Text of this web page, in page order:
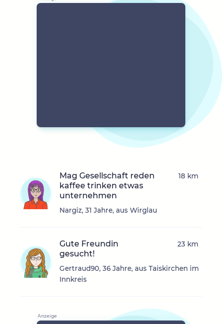
Mag Gesellschaft reden
kaffee trinken etwas
unternehmen
Nargiz, 31 Jahre, aus Wirglau
18 km
Gute Freundin
gesucht!
Gertraud90, 36 Jahre, aus Taiskirchen im
Innkreis
23 km